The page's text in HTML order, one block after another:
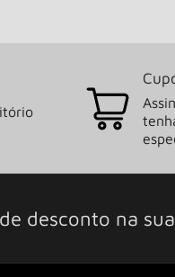
desconto na